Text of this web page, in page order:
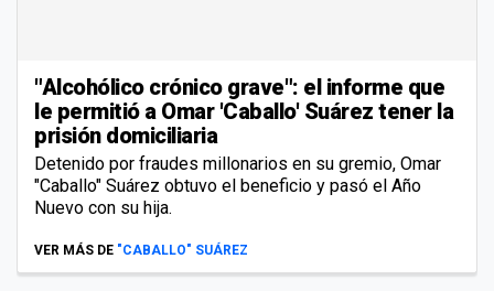
"Alcohólico crónico grave": el informe que
le permitió a Omar 'Caballo' Suárez tener la
prisión domiciliaria
Detenido por fraudes millonarios en su gremio, Omar
"Caballo" Suárez obtuvo el beneficio y pasó el Año
Nuevo con su hija.
VER MÁS DE "CABALLO" SUÁREZ